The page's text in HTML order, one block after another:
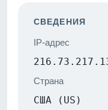
СВЕДЕНИЯ
IP-адрес
Страна
США (US)